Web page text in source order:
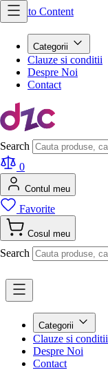
Skip to Content
Categorii
Clauze si conditii
Despre Noi
Contact
Search
0
Contul meu
Favorite
Cosul meu
Search
Categorii
Clauze si conditii
Despre Noi
Contact